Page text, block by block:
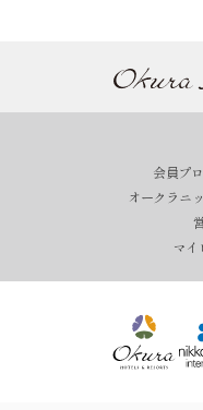
会員プ
オークラニ
マイ